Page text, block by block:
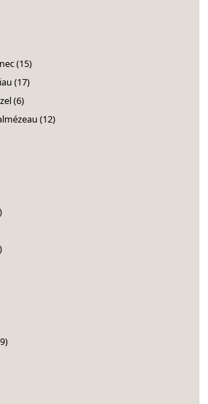
(15)
(17)
(6)
(12)